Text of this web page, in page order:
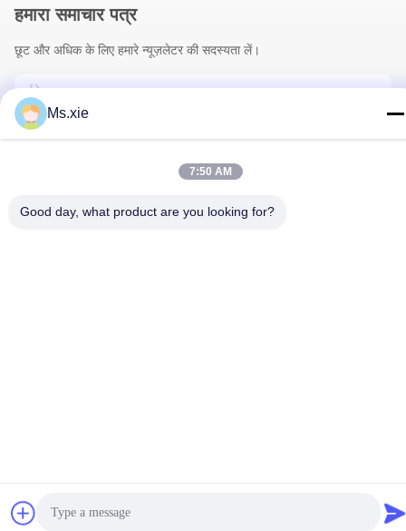
हमारा समाचार पत्र
छूट और अधिक के लिए हमारे न्यूज़लेटर की सदस्यता लें।
Ms.xie
7:50 AM
Good day, what product are you looking for?